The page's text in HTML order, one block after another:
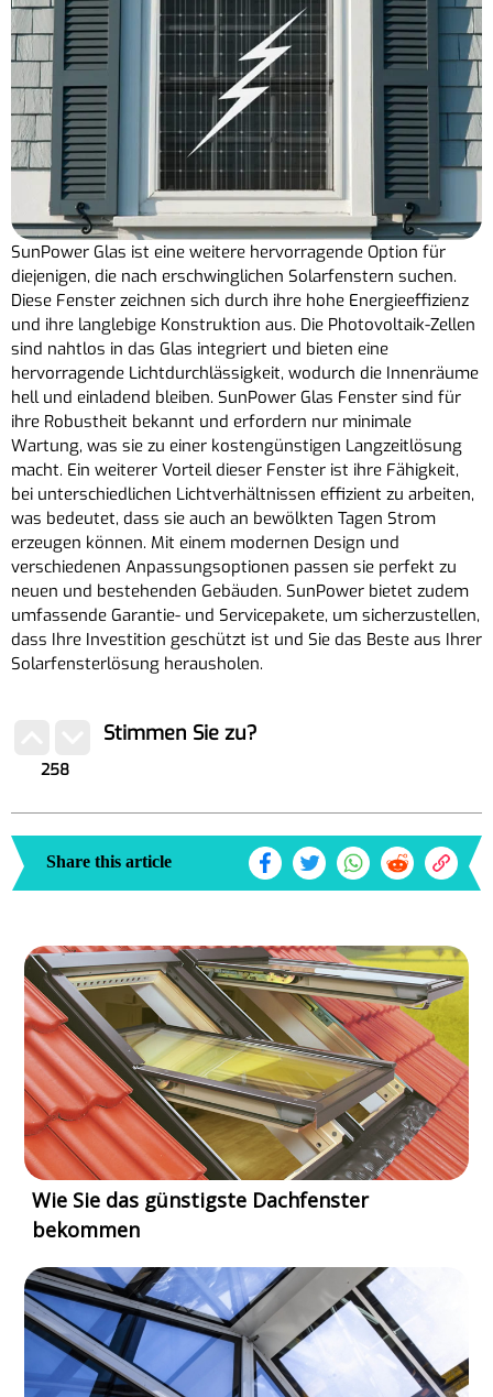
SunPower Glas ist eine weitere hervorragende Option für
diejenigen, die nach erschwinglichen Solarfenstern suchen.
Diese Fenster zeichnen sich durch ihre hohe Energieeffizienz
und ihre langlebige Konstruktion aus. Die Photovoltaik-Zellen
sind nahtlos in das Glas integriert und bieten eine
hervorragende Lichtdurchlässigkeit, wodurch die Innenräume
hell und einladend bleiben. SunPower Glas Fenster sind für
ihre Robustheit bekannt und erfordern nur minimale
Wartung, was sie zu einer kostengünstigen Langzeitlösung
macht. Ein weiterer Vorteil dieser Fenster ist ihre Fähigkeit,
bei unterschiedlichen Lichtverhältnissen effizient zu arbeiten,
was bedeutet, dass sie auch an bewölkten Tagen Strom
erzeugen können. Mit einem modernen Design und
verschiedenen Anpassungsoptionen passen sie perfekt zu
neuen und bestehenden Gebäuden. SunPower bietet zudem
umfassende Garantie- und Servicepakete, um sicherzustellen,
dass Ihre Investition geschützt ist und Sie das Beste aus Ihrer
Solarfensterlösung herausholen.
258
Stimmen Sie zu?
Share this article
Wie Sie das günstigste Dachfenster
bekommen